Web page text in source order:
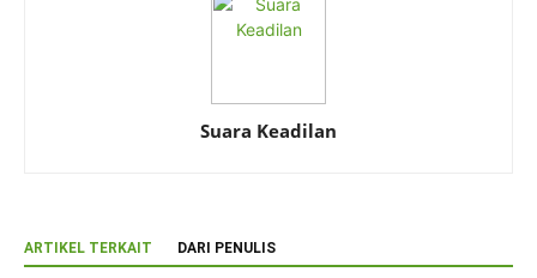
Suara Keadilan
ARTIKEL TERKAIT DARI PENULIS